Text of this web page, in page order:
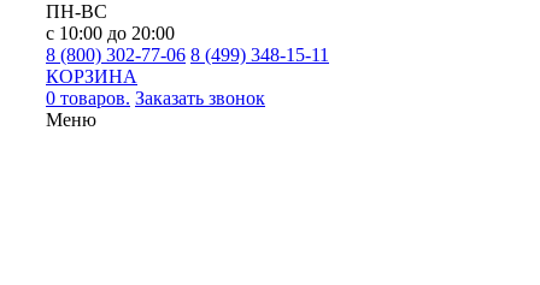
ПН-ВС
с 10:00 до 20:00
8 (800) 302-77-06 8 (499) 348-15-11
КОРЗИНА
0 товаров. Заказать звонок
Меню